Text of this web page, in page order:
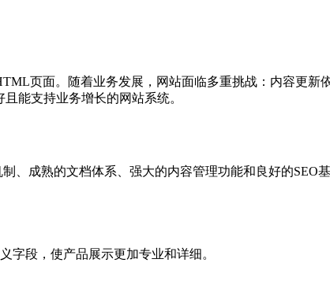
页面。随着业务发展，网站面临多重挑战：内容更新
能支持业务增长的网站系统。
、成熟的文档体系、强大的内容管理功能和良好的SEO
字段，使产品展示更加专业和详细。